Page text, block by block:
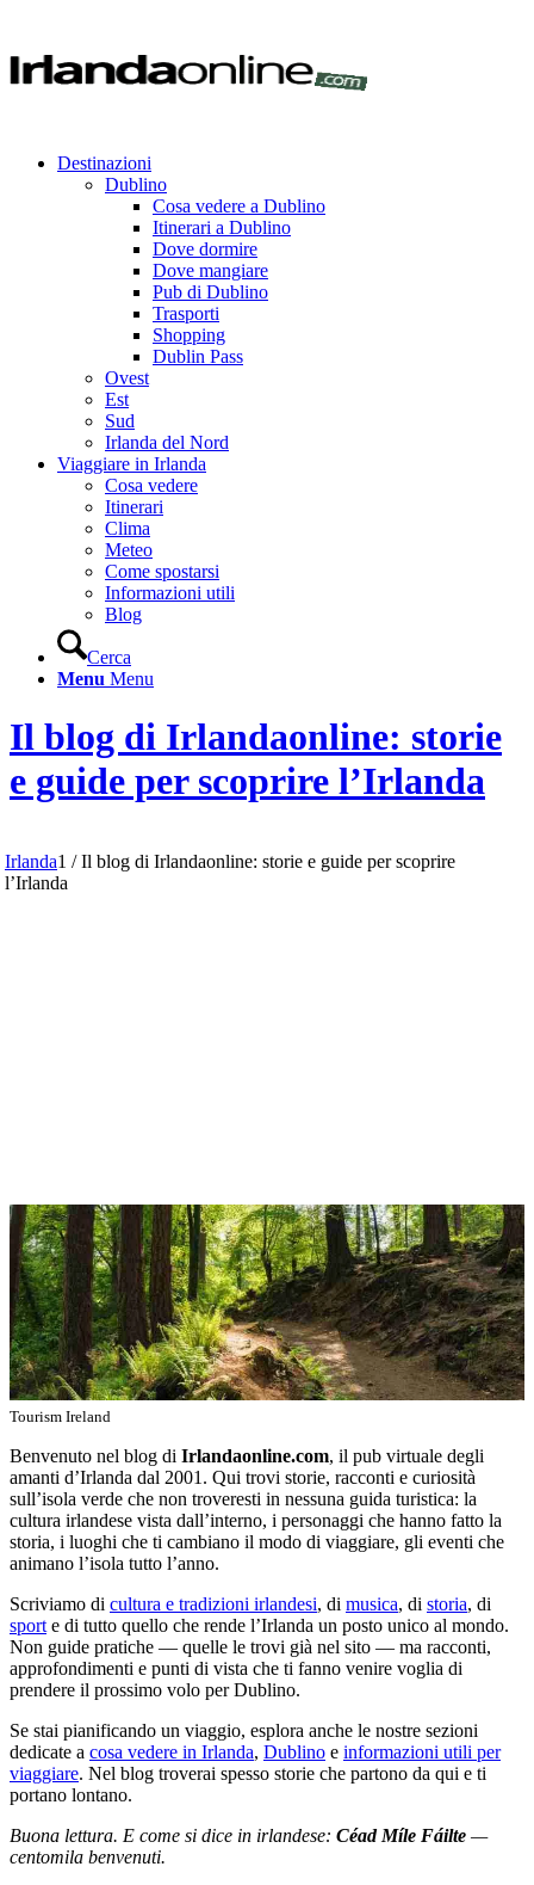
Destinazioni
Dublino
Cosa vedere a Dublino
Itinerari a Dublino
Dove dormire
Dove mangiare
Pub di Dublino
Trasporti
Shopping
Dublin Pass
Ovest
Est
Sud
Irlanda del Nord
Viaggiare in Irlanda
Cosa vedere
Itinerari
Clima
Meteo
Come spostarsi
Informazioni utili
Blog
Cerca
Menu Menu
Il blog di Irlandaonline: storie
e guide per scoprire l’Irlanda
Irlanda1 / Il blog di Irlandaonline: storie e guide per scoprire
l’Irlanda
Tourism Ireland
Benvenuto nel blog di Irlandaonline.com, il pub virtuale degli
amanti d’Irlanda dal 2001. Qui trovi storie, racconti e curiosità
sull’isola verde che non troveresti in nessuna guida turistica: la
cultura irlandese vista dall’interno, i personaggi che hanno fatto la
storia, i luoghi che ti cambiano il modo di viaggiare, gli eventi che
animano l’isola tutto l’anno.
Scriviamo di cultura e tradizioni irlandesi, di musica, di storia, di
sport e di tutto quello che rende l’Irlanda un posto unico al mondo.
Non guide pratiche — quelle le trovi già nel sito — ma racconti,
approfondimenti e punti di vista che ti fanno venire voglia di
prendere il prossimo volo per Dublino.
Se stai pianificando un viaggio, esplora anche le nostre sezioni
dedicate a cosa vedere in Irlanda, Dublino e informazioni utili per
viaggiare. Nel blog troverai spesso storie che partono da qui e ti
portano lontano.
Buona lettura. E come si dice in irlandese: Céad Míle Fáilte —
centomila benvenuti.